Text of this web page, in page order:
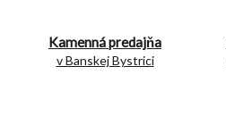
Kamenná predajňa
v Banskej Bystrici